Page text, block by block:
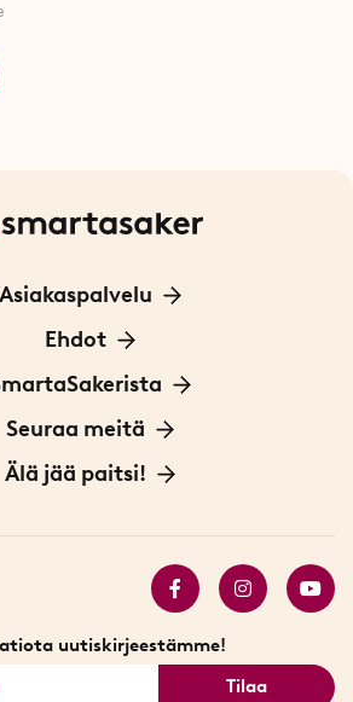
Asiakaspalvelu
Ota yhteyttä
Ehdot
Tietoa evästeistä
Yksityisyydensuoja
Sopimusehdot
Meistä
Tukholmassa
Seuraa meitä
Innovaattoriblogi
Älä jää paitsi!
uutiskirjeestämme!
Tilaa